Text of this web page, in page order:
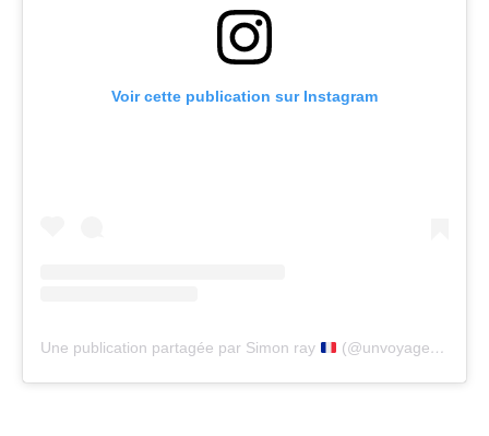
Voir cette publication sur Instagram
Une publication partagée par Simon ray (@unvoyagesansnom)